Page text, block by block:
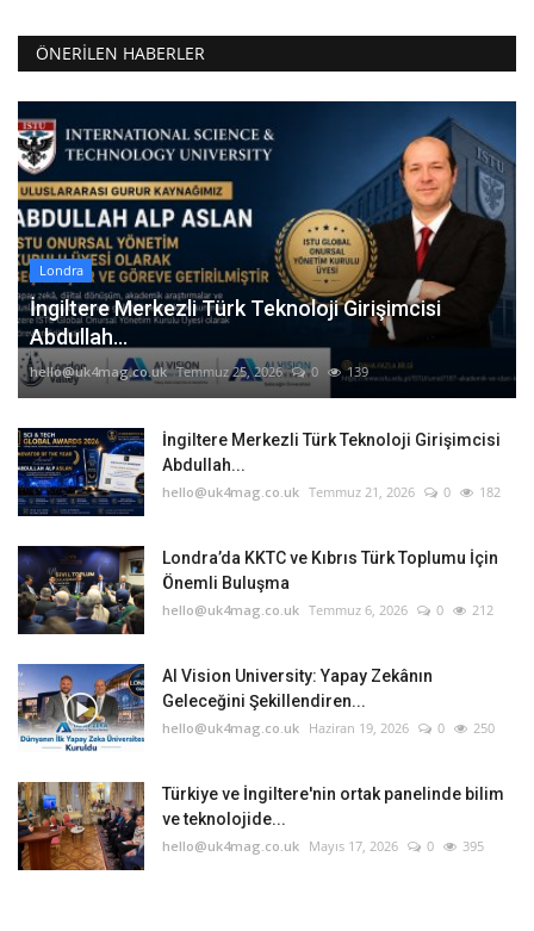
ÖNERILEN HABERLER
Londra
İngiltere Merkezli Türk Teknoloji Girişimcisi
Abdullah...
hello@uk4mag.co.uk Temmuz 25, 2026 0 139
İngiltere Merkezli Türk Teknoloji Girişimcisi
Abdullah...
hello@uk4mag.co.uk Temmuz 21, 2026 0 182
Londra’da KKTC ve Kıbrıs Türk Toplumu İçin
Önemli Buluşma
hello@uk4mag.co.uk Temmuz 6, 2026 0 212
AI Vision University: Yapay Zekânın
Geleceğini Şekillendiren...
hello@uk4mag.co.uk Haziran 19, 2026 0 250
Türkiye ve İngiltere'nin ortak panelinde bilim
ve teknolojide...
hello@uk4mag.co.uk Mayıs 17, 2026 0 395